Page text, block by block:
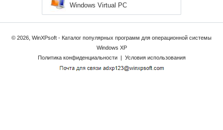
Windows Virtual PC
© 2026, WinXPsoft - Каталог популярных программ для операционной системы
Windows XP
Политика конфиденциальности
| Условия использования